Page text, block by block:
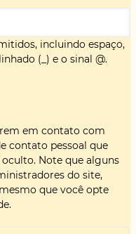
incluindo espaço,
(_) e o sinal @.
em contato com
contato pessoal que
Note que alguns
do site,
que você opte